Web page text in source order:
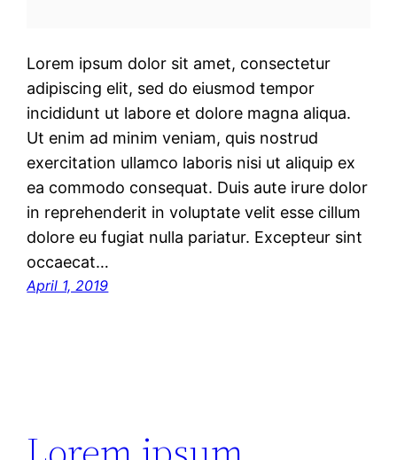
Lorem ipsum dolor sit amet, consectetur
adipiscing elit, sed do eiusmod tempor
incididunt ut labore et dolore magna aliqua.
Ut enim ad minim veniam, quis nostrud
exercitation ullamco laboris nisi ut aliquip ex
ea commodo consequat. Duis aute irure dolor
in reprehenderit in voluptate velit esse cillum
dolore eu fugiat nulla pariatur. Excepteur sint
occaecat…
April 1, 2019